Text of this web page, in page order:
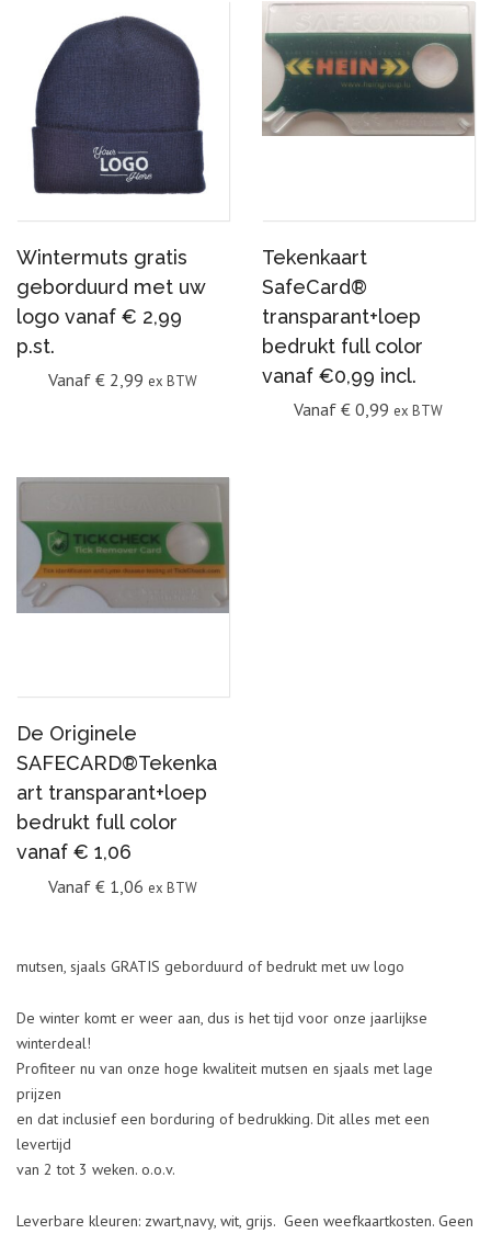
Wintermuts gratis
geborduurd met uw
logo vanaf € 2,99
p.st.
Vanaf € 2,99 ex BTW
Tekenkaart
SafeCard®
transparant+loep
bedrukt full color
vanaf €0,99 incl.
Vanaf € 0,99 ex BTW
De Originele
SAFECARD®Tekenka
art transparant+loep
bedrukt full color
vanaf € 1,06
Vanaf € 1,06 ex BTW
mutsen, sjaals GRATIS geborduurd of bedrukt met uw logo
De winter komt er weer aan, dus is het tijd voor onze jaarlijkse
winterdeal!
Profiteer nu van onze hoge kwaliteit mutsen en sjaals met lage
prijzen
en dat inclusief een borduring of bedrukking. Dit alles met een
levertijd
van 2 tot 3 weken. o.o.v.
Leverbare kleuren: zwart,navy, wit, grijs. Geen weefkaartkosten. Geen